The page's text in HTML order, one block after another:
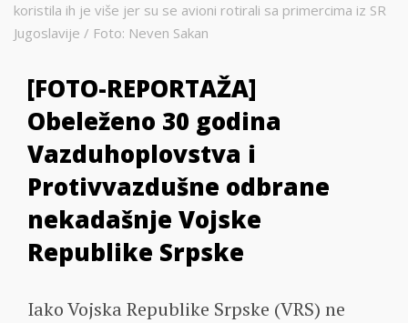
koristila ih je više jer su se avioni rotirali sa primercima iz SR
Jugoslavije / Foto: Neven Sakan
[FOTO-REPORTAŽA]
Obeleženo 30 godina
Vazduhoplovstva i
Protivvazdušne odbrane
nekadašnje Vojske
Republike Srpske
Iako Vojska Republike Srpske (VRS) ne